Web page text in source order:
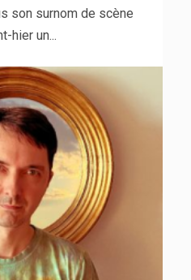
son surnom de scène
hier un...